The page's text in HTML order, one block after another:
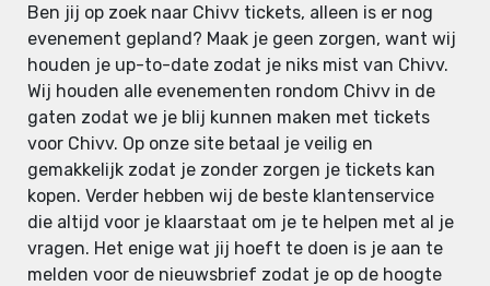
Ben jij op zoek naar Chivv tickets, alleen is er nog
evenement gepland? Maak je geen zorgen, want wij
houden je up-to-date zodat je niks mist van Chivv.
Wij houden alle evenementen rondom Chivv in de
gaten zodat we je blij kunnen maken met tickets
voor Chivv. Op onze site betaal je veilig en
gemakkelijk zodat je zonder zorgen je tickets kan
kopen. Verder hebben wij de beste klantenservice
die altijd voor je klaarstaat om je te helpen met al je
vragen. Het enige wat jij hoeft te doen is je aan te
melden voor de nieuwsbrief zodat je op de hoogte